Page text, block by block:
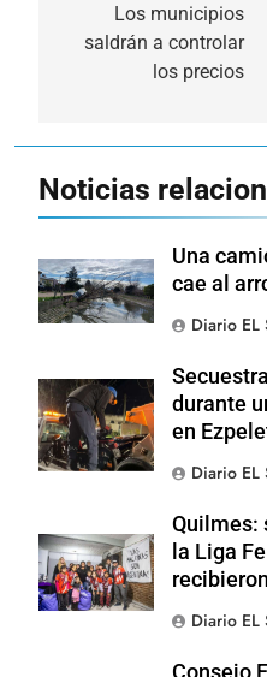
entradas
Los municipios
saldrán a controlar
los precios
Noticias
Una
cae al
Diario EL
durante
en
Diario EL
Quilmes:
la Liga
Diario EL
Consejo